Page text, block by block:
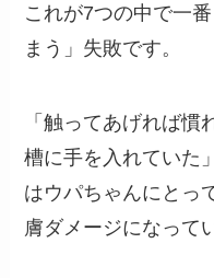
これが7つの中で一
まう」失敗です。
「触ってあげれば
槽に手を入れていた
はウパちゃんにとっ
膚ダメージになって